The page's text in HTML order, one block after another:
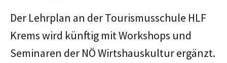
Der Lehrplan an der Tourismusschule HLF
Krems wird künftig mit Workshops und
Seminaren der NÖ Wirtshauskultur ergänzt.